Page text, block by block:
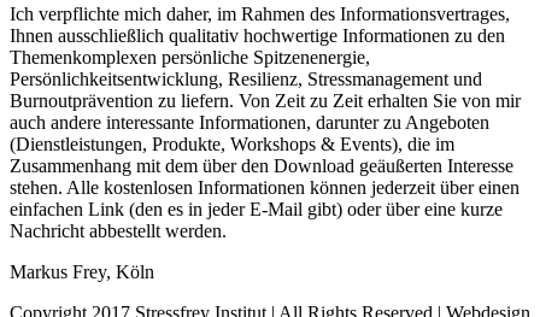
Ich verpflichte mich daher, im Rahmen des Informationsvertrages,
Ihnen ausschließlich qualitativ hochwertige Informationen zu den
Themenkomplexen persönliche Spitzenenergie,
Persönlichkeitsentwicklung, Resilienz, Stressmanagement und
Burnoutprävention zu liefern. Von Zeit zu Zeit erhalten Sie von mir
auch andere interessante Informationen, darunter zu Angeboten
(Dienstleistungen, Produkte, Workshops & Events), die im
Zusammenhang mit dem über den Download geäußerten Interesse
stehen. Alle kostenlosen Informationen können jederzeit über einen
einfachen Link (den es in jeder E-Mail gibt) oder über eine kurze
Nachricht abbestellt werden.
Markus Frey, Köln
Copyright 2017 Stressfrey Institut | All Rights Reserved | Webdesign